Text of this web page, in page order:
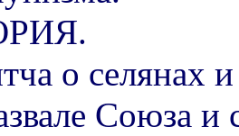
о селянах
Союза и